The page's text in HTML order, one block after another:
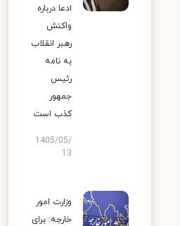
ادعا درباره
واکنش
رهبر انقلاب
به نامه
رئیس
جمهور
کذب است
1405/05/
13
وزارت امور
خارجه: برای